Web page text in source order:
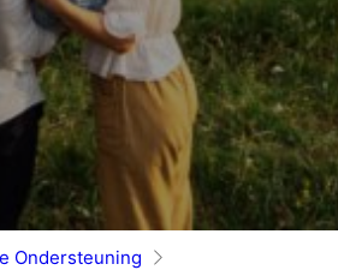
Ondersteuning